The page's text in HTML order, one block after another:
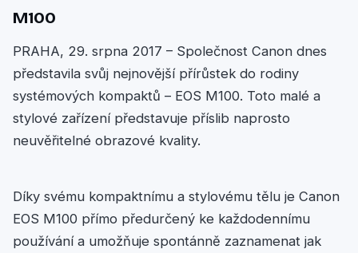
M100
PRAHA, 29. srpna 2017 – Společnost Canon dnes
představila svůj nejnovější přírůstek do rodiny
systémových kompaktů – EOS M100. Toto malé a
stylové zařízení představuje příslib naprosto
neuvěřitelné obrazové kvality.
Díky svému kompaktnímu a stylovému tělu je Canon
EOS M100 přímo předurčený ke každodennímu
používání a umožňuje spontánně zaznamenat jak